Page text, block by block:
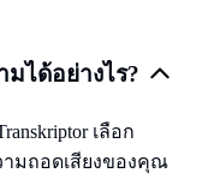
ได้อย่างไร?
เลือก
มถอดเสียงของคุณ